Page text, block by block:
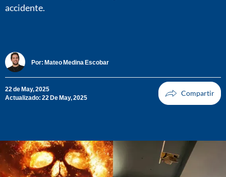
accidente.
Por: Mateo Medina Escobar
22 de May, 2025
Actualizado: 22 De May, 2025